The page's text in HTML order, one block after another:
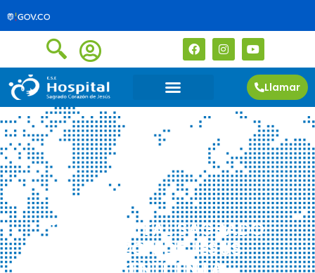
Llamar
E.S.E HOSPITAL SAGRADO
CORAZON DE JESUS